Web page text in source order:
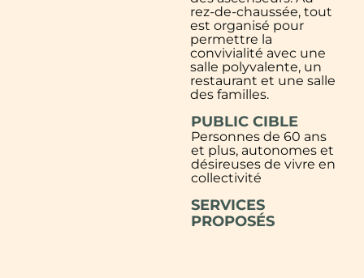
rez-de-chaussée, tout
est organisé pour
permettre la
convivialité avec une
salle polyvalente, un
restaurant et une salle
des familles.
PUBLIC CIBLE
Personnes de 60 ans
et plus, autonomes et
désireuses de vivre en
collectivité
SERVICES
PROPOSÉS